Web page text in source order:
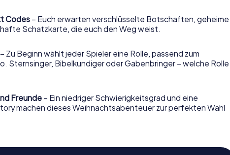
Codes – Euch erwarten verschlüsselte Botschaften, geheime
Schatzkarte, die euch den Weg weist.
– Zu Beginn wählt jeder Spieler eine Rolle, passend zum
Sternsinger, Bibelkundiger oder Gabenbringer – welche Rolle
Freunde – Ein niedriger Schwierigkeitsgrad und eine
machen dieses Weihnachtsabenteuer zur perfekten Wahl